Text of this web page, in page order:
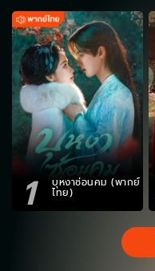
1 บุหงาซ่อนคม (พากย์
ไทย)